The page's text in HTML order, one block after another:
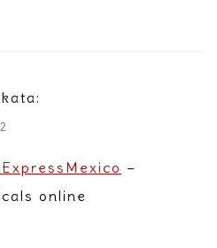
–
online